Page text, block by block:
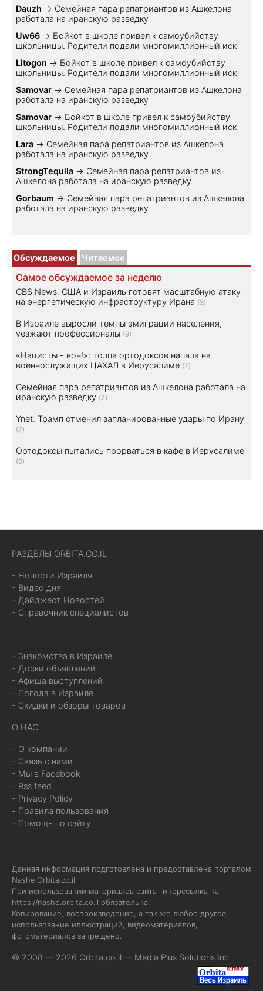
Dauzh → Семейная пара репатриантов из Ашкелона
работала на иранскую разведку
Uw66 → Бойкот в школе привел к самоубийству
школьницы. Родители подали многомиллионный иск
Litogon → Бойкот в школе привел к самоубийству
школьницы. Родители подали многомиллионный иск
Samovar → Семейная пара репатриантов из Ашкелона
работала на иранскую разведку
Samovar → Бойкот в школе привел к самоубийству
школьницы. Родители подали многомиллионный иск
Lara → Семейная пара репатриантов из Ашкелона
работала на иранскую разведку
StrongTequila → Семейная пара репатриантов из
Ашкелона работала на иранскую разведку
Gorbaum → Семейная пара репатриантов из Ашкелона
работала на иранскую разведку
Обсуждаемое Читаемое
Самое обсуждаемое за неделю
CBS News: США и Израиль готовят масштабную атаку
на энергетическую инфраструктуру Ирана (9)
В Израиле выросли темпы эмиграции населения,
уезжают профессионалы (9)
«Нацисты - вон!»: толпа ортодоксов напала на
военнослужащих ЦАХАЛ в Иерусалиме (7)
Семейная пара репатриантов из Ашкелона работала на
иранскую разведку (7)
Ynet: Трамп отменил запланированные удары по Ирану
(7)
Ортодоксы пытались прорваться в кафе в Иерусалиме
(6)
РАЗДЕЛЫ ORBITA.CO.IL
- Новости Израиля
- Видео дня
- Дайджест Новостей
- Справочник специалистов
- Знакомства в Израиле
- Доски объявлений
- Афиша выступлений
- Погода в Израиле
- Скидки и обзоры товаров
О НАС
- О компании
- Связь с нами
- Мы в Facebook
- Rss feed
- Privacy Policy
- Правила пользования
- Помощь по сайту
Данная информация подготовлена и предоставлена порталом
Nashe.Orbita.co.il
При использовании материалов сайта гиперссылка на
https://nashe.orbita.co.il обязательна.
Копирование, воспроизведение, а так же любое другое
использование иллюстраций, видеоматериалов,
фотоматериалов запрещено.
© 2008 — 2026 Orbita.co.il — Media Plus Solutions Inc